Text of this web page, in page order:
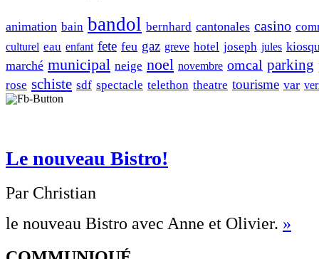
animation bain bandol bernhard cantonales casino
culturel eau enfant fete feu gaz greve hotel joseph jules
marché municipal neige noel novembre omcal parking
rose schiste sdf spectacle telethon theatre tourisme var
Le nouveau Bistro!
Par Christian
le nouveau Bistro avec Anne et Olivier. »